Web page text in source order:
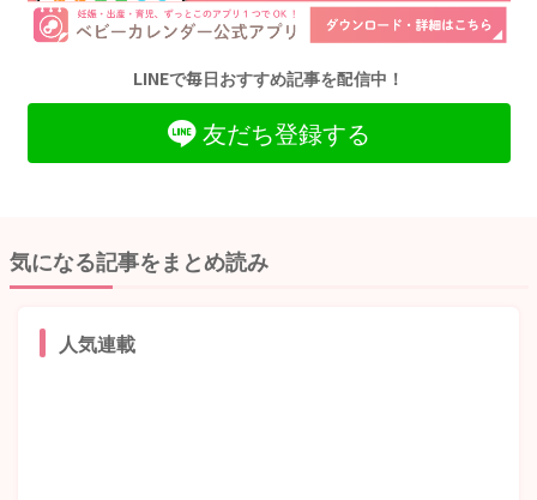
LINEで毎日おすすめ記事を配信中！
友だち登録する
気になる記事をまとめ読み
人気連載